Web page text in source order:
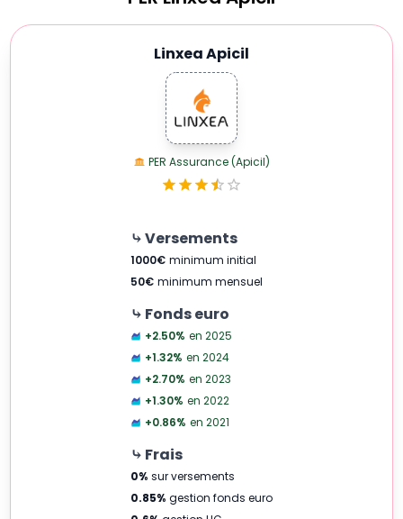
Linxea Apicil
PER Assurance (Apicil)
⤷ Versements
1000€ minimum initial
50€ minimum mensuel
⤷ Fonds euro
+2.50% en 2025
+1.32% en 2024
+2.70% en 2023
+1.30% en 2022
+0.86% en 2021
⤷ Frais
0% sur versements
0.85% gestion fonds euro